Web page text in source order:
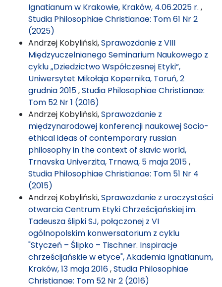
Ignatianum w Krakowie, Kraków, 4.06.2025 r. ,
Studia Philosophiae Christianae: Tom 61 Nr 2
(2025)
Andrzej Kobyliński,Sprawozdanie z VIII
Międzyuczelnianego Seminarium Naukowego z
cyklu „Dziedzictwo Współczesnej Etyki”,
Uniwersytet Mikołaja Kopernika, Toruń, 2
grudnia 2015,Studia Philosophiae Christianae:
Tom 52 Nr 1 (2016)
Andrzej Kobyliński,Sprawozdanie z
międzynarodowej konferencji naukowej Socio-
ethical ideas of contemporary russian
philosophy in the context of slavic world,
Trnavska Univerzita, Trnawa, 5 maja 2015,
Studia Philosophiae Christianae: Tom 51 Nr 4
(2015)
Andrzej Kobyliński,Sprawozdanie z uroczystości
otwarcia Centrum Etyki Chrześcijańskiej im.
Tadeusza ślipki SJ, połączonej z VI
ogólnopolskim konwersatorium z cyklu
"Styczeń – Ślipko – Tischner. Inspiracje
chrześcijańskie w etyce", Akademia Ignatianum,
Kraków, 13 maja 2016,Studia Philosophiae
Christianae: Tom 52 Nr 2 (2016)